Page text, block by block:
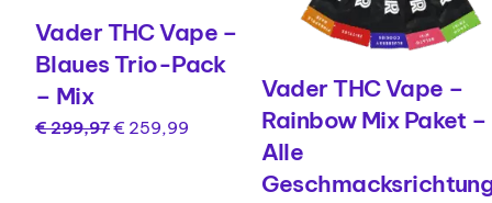
Vader THC Vape –
Blaues Trio-Pack
– Mix
€299,97€ 259,99
Vader THC Vape –
Rainbow Mix Paket –
Alle